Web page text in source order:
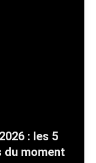
: les 5
du moment